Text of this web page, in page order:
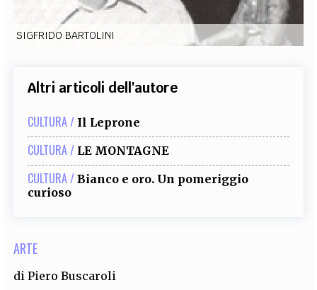
SIGFRIDO BARTOLINI
Altri articoli dell'autore
CULTURA / Il Leprone
CULTURA / LE MONTAGNE
CULTURA / Bianco e oro. Un pomeriggio
curioso
ARTE
diPiero Buscaroli